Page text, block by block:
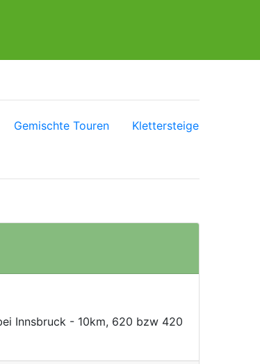
Gemischte Touren
Klettersteige
Innsbruck - 10km, 620 bzw 420